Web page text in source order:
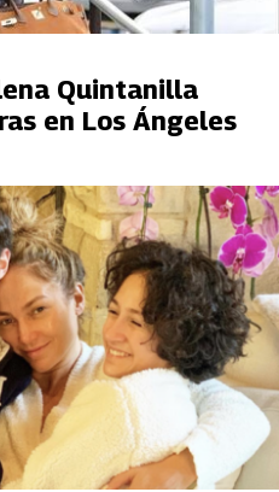
Quintanilla
en Los Ángeles